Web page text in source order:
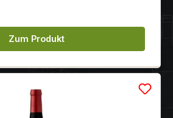
Zum Produkt